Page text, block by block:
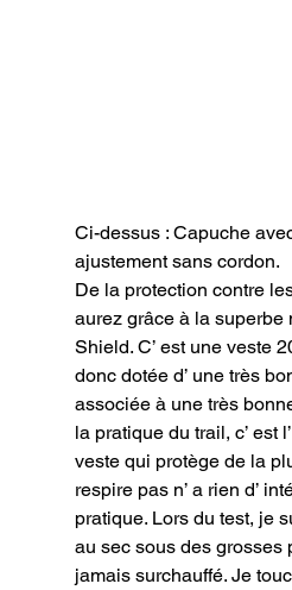
Ci-dessus : Capuche
ajustement sans cordon.
De la protection contre
aurez grâce à la superbe
Shield. C’ est une veste
donc dotée d’ une très
associée à une très
la pratique du trail, c’ est
veste qui protège de la
respire pas n’ a rien d’
pratique. Lors du test, je
au sec sous des grosses
jamais surchauffé. Je